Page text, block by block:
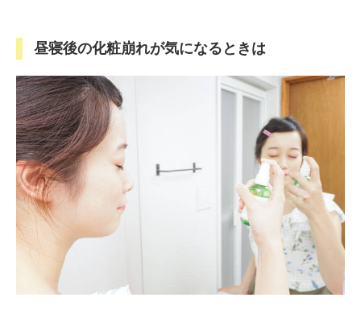
昼寝後の化粧崩れが気になるときは